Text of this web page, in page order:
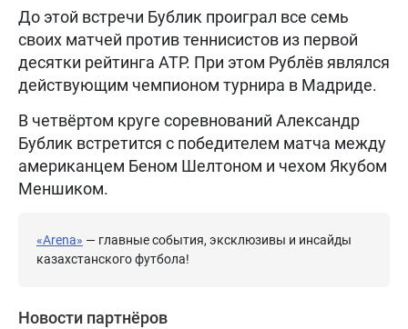
До этой встречи Бублик проиграл все семь
своих матчей против теннисистов из первой
десятки рейтинга ATP. При этом Рублёв являлся
действующим чемпионом турнира в Мадриде.
В четвёртом круге соревнований Александр
Бублик встретится с победителем матча между
американцем Беном Шелтоном и чехом Якубом
Меншиком.
«Arena» — главные события, эксклюзивы и инсайды
казахстанского футбола!